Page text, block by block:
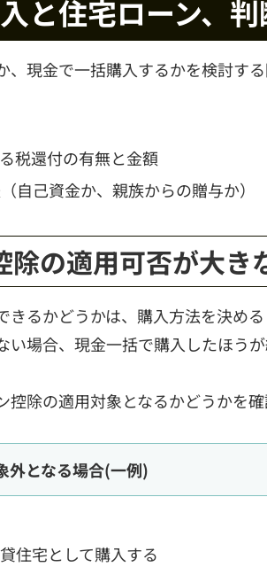
と住宅ローン、
、現金で一括購入するかを検討す
税還付の有無と金額
自己資金か、親族からの贈与か）
除の適用可否が大き
るかどうかは、購入方法を決め
い場合、現金一括で購入したほう
控除の適用対象となるかどうかを確
外となる場合(一例)
住宅として購入する